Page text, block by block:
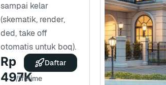
sampai kelar
(skematik, render,
ded, take off
otomatis untuk boq).
Rp
497K
/lifetime
Daftar